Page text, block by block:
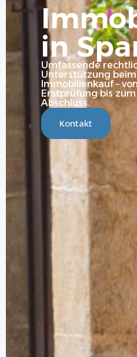
in
Umfassende
Unterstützung beim
Immobilienkauf –
Erstprüfung bis
Abschluss.
Kontakt